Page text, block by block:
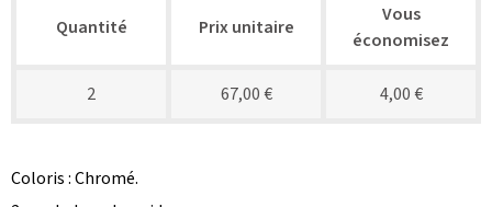
Quantité Prix unitaire
Vous
économisez
2 67,00 € 4,00 €
Coloris : Chromé.